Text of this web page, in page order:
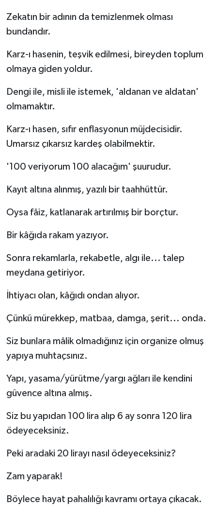
Zekatın bir adının da temizlenmek olması
bundandır.
Karz-ı hasenin, teşvik edilmesi, bireyden toplum
olmaya giden yoldur.
Dengi ile, misli ile istemek, 'aldanan ve aldatan'
olmamaktır.
Karz-ı hasen, sıfır enflasyonun müjdecisidir.
Umarsız çıkarsız kardeş olabilmektir.
'100 veriyorum 100 alacağım' şuurudur.
Kayıt altına alınmış, yazılı bir taahhüttür.
Oysa fâiz, katlanarak artırılmış bir borçtur.
Bir kâğıda rakam yazıyor.
Sonra rekamlarla, rekabetle, algı ile... talep
meydana getiriyor.
İhtiyacı olan, kâğıdı ondan alıyor.
Çünkü mürekkep, matbaa, damga, şerit... onda.
Siz bunlara mâlik olmadığınız için organize olmuş
yapıya muhtaçsınız.
Yapı, yasama/yürütme/yargı ağları ile kendini
güvence altına almış.
Siz bu yapıdan 100 lira alıp 6 ay sonra 120 lira
ödeyeceksiniz.
Peki aradaki 20 lirayı nasıl ödeyeceksiniz?
Zam yaparak!
Böylece hayat pahalılığı kavramı ortaya çıkacak.